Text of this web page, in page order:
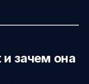
конфликты с
и
зачем она